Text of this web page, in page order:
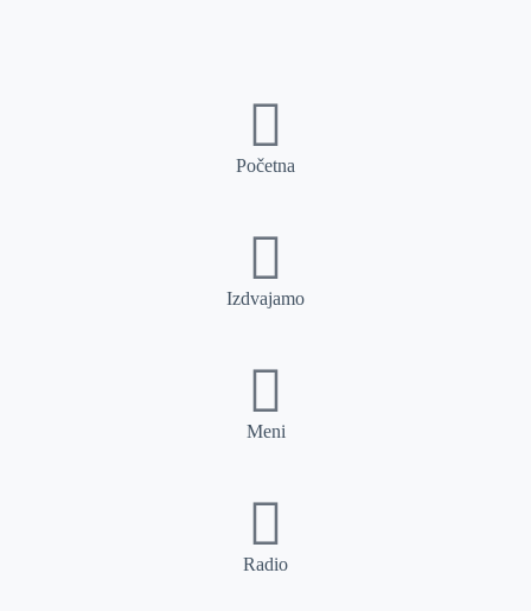
Početna
Izdvajamo
Meni
Radio